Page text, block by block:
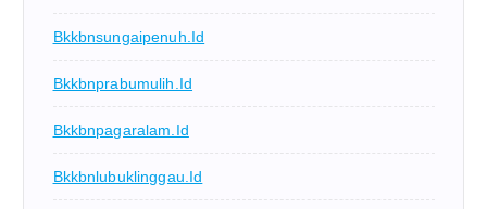
Bkkbnsungaipenuh.id
Bkkbnprabumulih.id
Bkkbnpagaralam.id
Bkkbnlubuklinggau.id